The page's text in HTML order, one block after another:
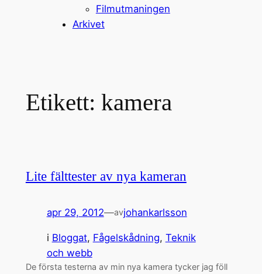
Filmutmaningen
Arkivet
Etikett: kamera
Lite fälttester av nya kameran
apr 29, 2012—avjohankarlsson
i Bloggat, Fågelskådning, Teknik
och webb
De första testerna av min nya kamera tycker jag föll